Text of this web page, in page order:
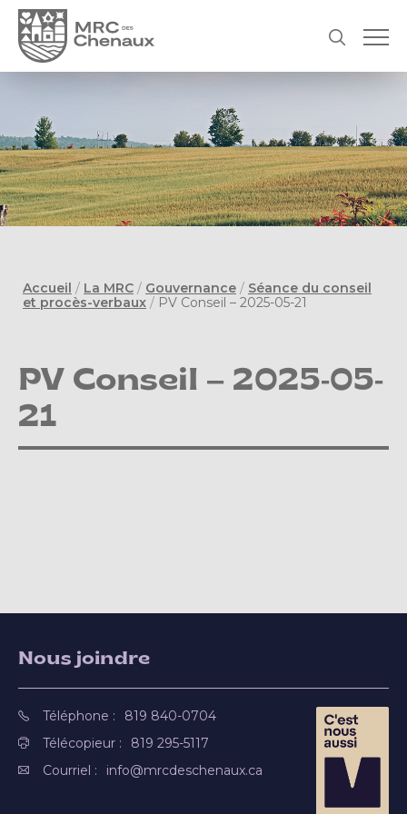
Accueil / La MRC / Gouvernance / Séance du conseil
et procès-verbaux / PV Conseil – 2025-05-21
PV Conseil – 2025-05-
21
Nous joindre
Téléphone :
819 840-0704
Télécopieur :
819 295-5117
Courriel :
info@mrcdeschenaux.ca